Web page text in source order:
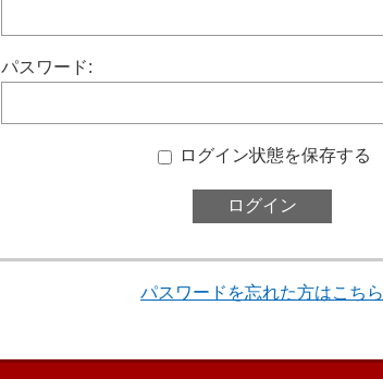
パスワード:
ログイン状態を保存する
パスワードを忘れた方はこちら